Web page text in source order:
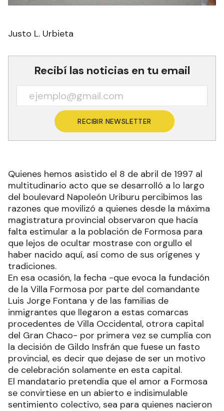
Justo L. Urbieta
Recibí las noticias en tu email
RECIBIR NEWSLETTER
Quienes hemos asistido el 8 de abril de 1997 al
multitudinario acto que se desarrolló a lo largo
del boulevard Napoleón Uriburu percibimos las
razones que movilizó a quienes desde la máxima
magistratura provincial observaron que hacía
falta estimular a la población de Formosa para
que lejos de ocultar mostrase con orgullo el
haber nacido aquí, así como de sus orígenes y
tradiciones.
En esa ocasión, la fecha -que evoca la fundación
de la Villa Formosa por parte del comandante
Luis Jorge Fontana y de las familias de
inmigrantes que llegaron a estas comarcas
procedentes de Villa Occidental, otrora capital
del Gran Chaco- por primera vez se cumplía con
la decisión de Gildo Insfrán que fuese un fasto
provincial, es decir que dejase de ser un motivo
de celebración solamente en esta capital.
El mandatario pretendía que el amor a Formosa
se convirtiese en un abierto e indisimulable
sentimiento colectivo, sea para quienes nacieron